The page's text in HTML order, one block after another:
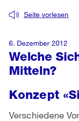
Welche
Mitteln?
Seite vorlesen
Konzept
Verschiedene
6. Dezember 2012